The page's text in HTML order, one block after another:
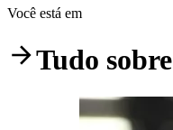
Você está em
Tudo sobre